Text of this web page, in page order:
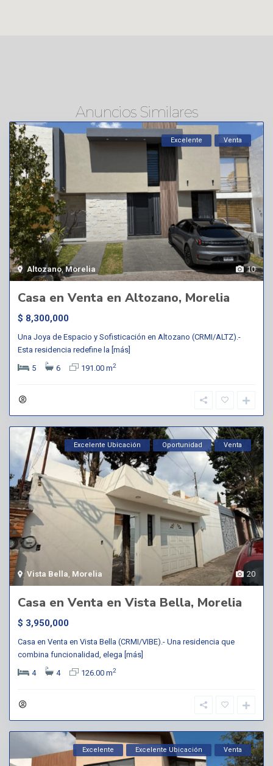
Anuncios Similares
10
Altozano,Morelia
Excelente Venta
Casa en Venta en Altozano, Morelia
$ 8,300,000
Una Joya de Espacio y Sofisticación en Altozano (CRMI/ALTZ).-
Esta residencia redefine la [más]
5
6 191.00 m2
20
Vista Bella Morelia
Excelente Ubicación Oportunidad Venta
Casa en Venta en Vista Bella, Morelia
$ 3,950,000
Casa en Venta en Vista Bella (CRMI/VIBE).- Una residencia que
combina funcionalidad, elega [más]
4
4 126.00 m2
Excelente Excelente Ubicación Venta